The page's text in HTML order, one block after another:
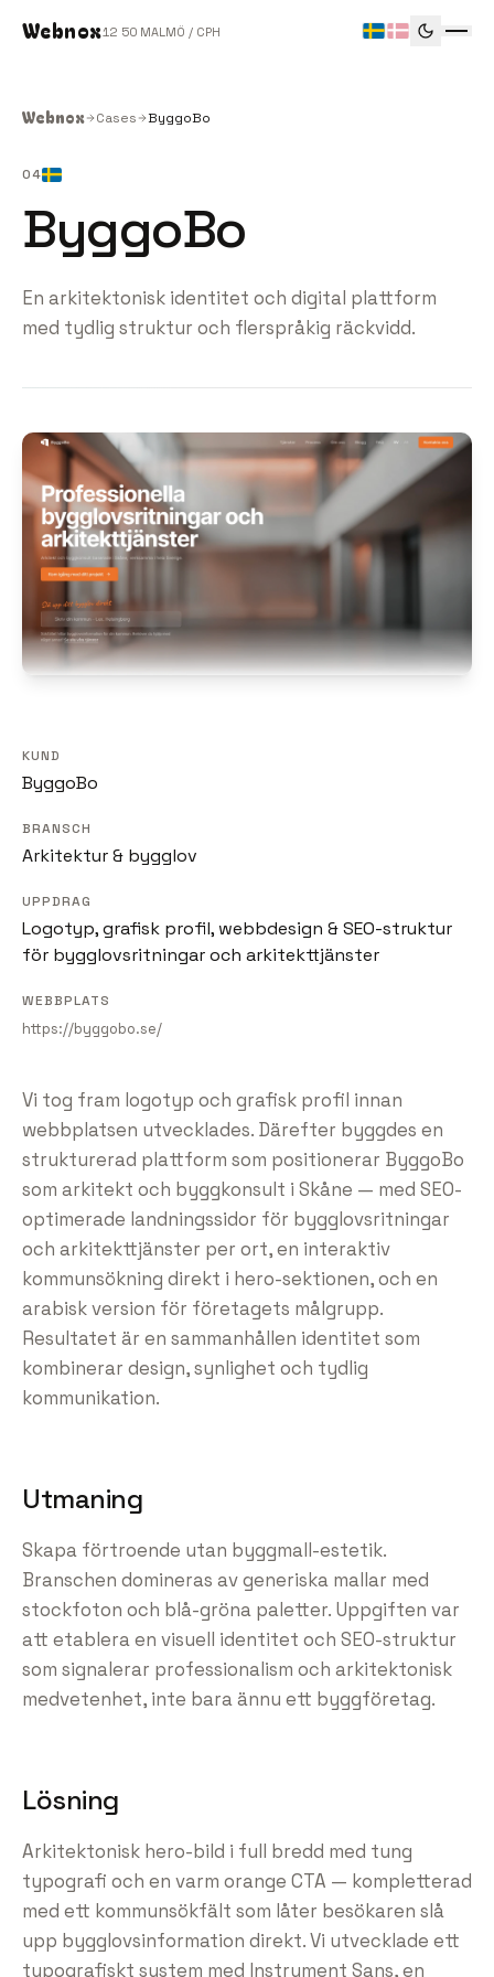
Webnox12 50 MALMÖ / CPH
Webnox Cases ByggoBo
04
ByggoBo
En arkitektonisk identitet och digital plattform
med tydlig struktur och flerspråkig räckvidd.
KUND
ByggoBo
BRANSCH
Arkitektur & bygglov
UPPDRAG
Logotyp, grafisk profil, webbdesign & SEO-struktur
för bygglovsritningar och arkitekttjänster
WEBBPLATS
https://byggobo.se/
Vi tog fram logotyp och grafisk profil innan
webbplatsen utvecklades. Därefter byggdes en
strukturerad plattform som positionerar ByggoBo
som arkitekt och byggkonsult i Skåne — med SEO-
optimerade landningssidor för bygglovsritningar
och arkitekttjänster per ort, en interaktiv
kommunsökning direkt i hero-sektionen, och en
arabisk version för företagets målgrupp.
Resultatet är en sammanhållen identitet som
kombinerar design, synlighet och tydlig
kommunikation.
Utmaning
Skapa förtroende utan byggmall-estetik.
Branschen domineras av generiska mallar med
stockfoton och blå-gröna paletter. Uppgiften var
att etablera en visuell identitet och SEO-struktur
som signalerar professionalism och arkitektonisk
medvetenhet, inte bara ännu ett byggföretag.
Lösning
Arkitektonisk hero-bild i full bredd med tung
typografi och en varm orange CTA — kompletterad
med ett kommunsökfält som låter besökaren slå
upp bygglovsinformation direkt. Vi utvecklade ett
typografiskt system med Instrument Sans, en